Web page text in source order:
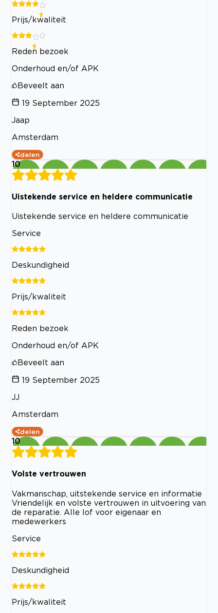
Prijs/kwaliteit
Reden bezoek
Onderhoud en/of APK
Beveelt aan
19 September 2025
Jaap
Amsterdam
delen
10
Uistekende service en heldere communicatie
Uistekende service en heldere communicatie
Service
Deskundigheid
Prijs/kwaliteit
Reden bezoek
Onderhoud en/of APK
Beveelt aan
19 September 2025
JJ
Amsterdam
delen
10
Volste vertrouwen
Vakmanschap, uitstekende service en informatie
Vriendelijk en volste vertrouwen in uitvoering van
de reparatie. Alle lof voor eigenaar en
medewerkers
Service
Deskundigheid
Prijs/kwaliteit